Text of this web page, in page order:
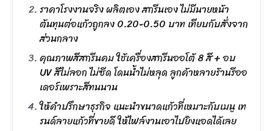
ราคาโรงงานจริง ผลิตเอง สกรีนเอง ไม่มีนายหน้า
ต้นทุนต่อแก้วถูกลง 0.20-0.50 บาท เทียบกับสั่งจาก
ส่วนกลาง
คุณภาพสีสกรีนคม ใช้เครื่องสกรีนออโต้ 8 สี + อบ
UV สีไม่ลอก ไม่ซีด โดนน้ำไม่หลุด ลูกค้าหลายร้านรีออ
เดอร์เพราะสีทนนาน
ให้คำปรึกษาธุรกิจ แนะนำขนาดแก้วที่เหมาะกับเมนู เท
รนด์ลายแก้วที่ขายดี ให้ไฟล์งานเอาไปยิงแอดได้เลย